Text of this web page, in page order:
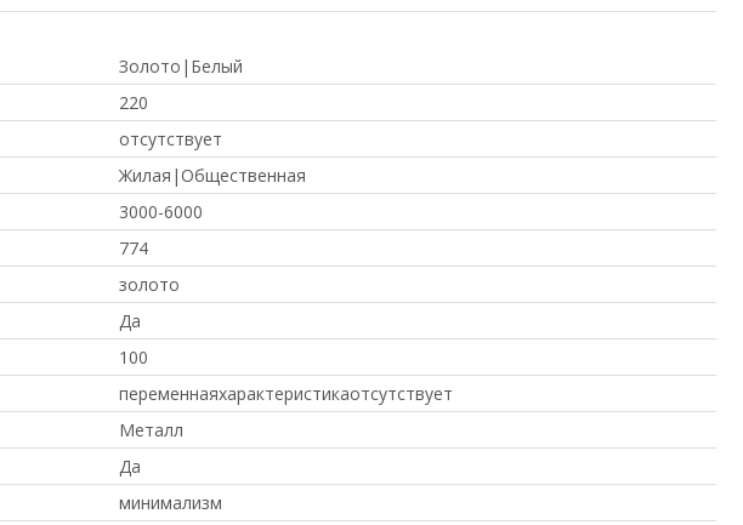
Золото|Белый
220
отсутствует
Жилая|Общественная
3000-6000
774
золото
Да
100
переменнаяхарактеристикаотсутствует
Металл
Да
минимализм